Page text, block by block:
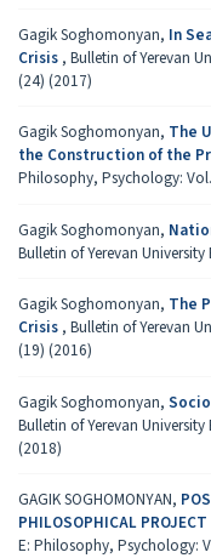
Gagik Soghomonyan, In
Crisis , Bulletin of Yerevan
(24) (2017)
Gagik Soghomonyan, The
the Construction of the
Philosophy, Psychology:
Gagik Soghomonyan,
Bulletin of Yerevan
Gagik Soghomonyan, The
Crisis , Bulletin of Yerevan
(19) (2016)
Gagik Soghomonyan,
Bulletin of Yerevan
(2018)
GAGIK SOGHOMONYAN,
PHILOSOPHICAL
E: Philosophy, Psychology: